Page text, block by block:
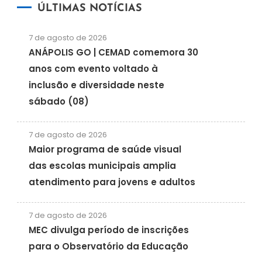
ÚLTIMAS NOTÍCIAS
7 de agosto de 2026
ANÁPOLIS GO | CEMAD comemora 30
anos com evento voltado à
inclusão e diversidade neste
sábado (08)
7 de agosto de 2026
Maior programa de saúde visual
das escolas municipais amplia
atendimento para jovens e adultos
7 de agosto de 2026
MEC divulga período de inscrições
para o Observatório da Educação